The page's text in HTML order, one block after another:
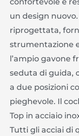
un design
riprogettata,
strumentazione
l’ampio gavone
seduta di guida,
a due posizioni
pieghevole. Il
Top in acciaio
Tutti gli acciai di